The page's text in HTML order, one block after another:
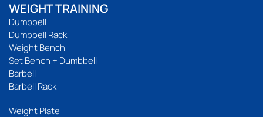
WEIGHT TRAINING
Dumbbell
Dumbbell Rack
Weight Bench
Set Bench + Dumbbell
Barbell
Barbell Rack
Weight Plate